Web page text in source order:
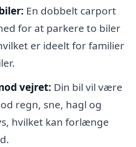
En dobbelt carport
for at parkere to biler
er ideelt for familier
vejret: Din bil vil være
regn, sne, hagl og
hvilket kan forlænge